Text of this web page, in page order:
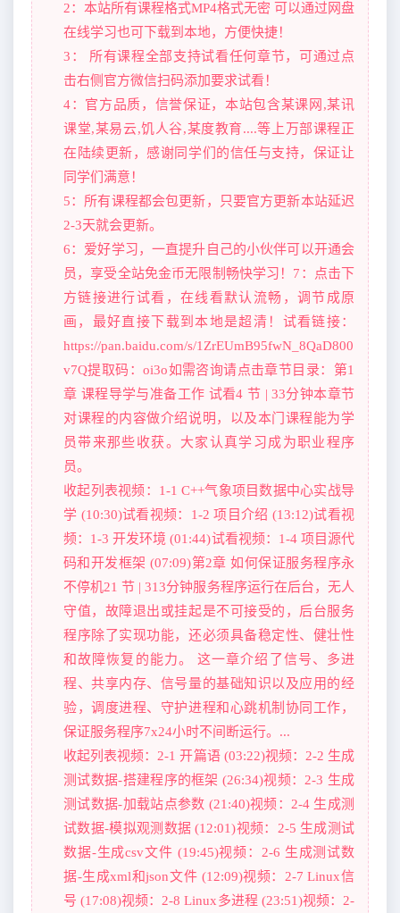
2：本站所有课程格式MP4格式无密 可以通过网盘
在线学习也可下载到本地，方便快捷！
3： 所有课程全部支持试看任何章节，可通过点
击右侧官方微信扫码添加要求试看！
4：官方品质，信誉保证，本站包含某课网,某讯
课堂,某易云,饥人谷,某度教育....等上万部课程正
在陆续更新，感谢同学们的信任与支持，保证让
同学们满意！
5：所有课程都会包更新，只要官方更新本站延迟
2-3天就会更新。
6：爱好学习，一直提升自己的小伙伴可以开通会
员，享受全站免金币无限制畅快学习！7：点击下
方链接进行试看，在线看默认流畅，调节成原
画，最好直接下载到本地是超清！试看链接：
https://pan.baidu.com/s/1ZrEUmB95fwN_8QaD800
v7Q提取码：oi3o如需咨询请点击章节目录：第1
章 课程导学与准备工作 试看4 节 | 33分钟本章节
对课程的内容做介绍说明，以及本门课程能为学
员带来那些收获。大家认真学习成为职业程序
员。
收起列表视频：1-1 C++气象项目数据中心实战导
学 (10:30)试看视频：1-2 项目介绍 (13:12)试看视
频：1-3 开发环境 (01:44)试看视频：1-4 项目源代
码和开发框架 (07:09)第2章 如何保证服务程序永
不停机21 节 | 313分钟服务程序运行在后台，无人
守值，故障退出或挂起是不可接受的，后台服务
程序除了实现功能，还必须具备稳定性、健壮性
和故障恢复的能力。 这一章介绍了信号、多进
程、共享内存、信号量的基础知识以及应用的经
验，调度进程、守护进程和心跳机制协同工作，
保证服务程序7x24小时不间断运行。...
收起列表视频：2-1 开篇语 (03:22)视频：2-2 生成
测试数据-搭建程序的框架 (26:34)视频：2-3 生成
测试数据-加载站点参数 (21:40)视频：2-4 生成测
试数据-模拟观测数据 (12:01)视频：2-5 生成测试
数据-生成csv文件 (19:45)视频：2-6 生成测试数
据-生成xml和json文件 (12:09)视频：2-7 Linux信
号 (17:08)视频：2-8 Linux多进程 (23:51)视频：2-